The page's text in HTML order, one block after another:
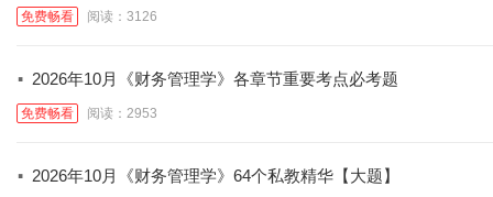
免费畅看 阅读：3126
· 2026年10月《财务管理学》各章节重要考点必考题
免费畅看 阅读：2953
· 2026年10月《财务管理学》64个私教精华【大题】